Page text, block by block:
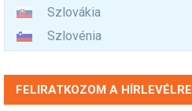
Szlovákia
Szlovénia
FELIRATKOZOM A HÍRLEVÉLRE